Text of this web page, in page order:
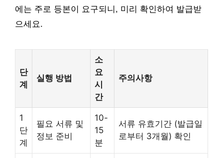
에는 주로 등본이 요구되니, 미리 확인하여 발급받
으세요.
단
계
실행 방법
소
요
시
간
주의사항
1
단
계
필요 서류 및
정보 준비
10-
15
분
서류 유효기간 (발급일
로부터 3개월) 확인